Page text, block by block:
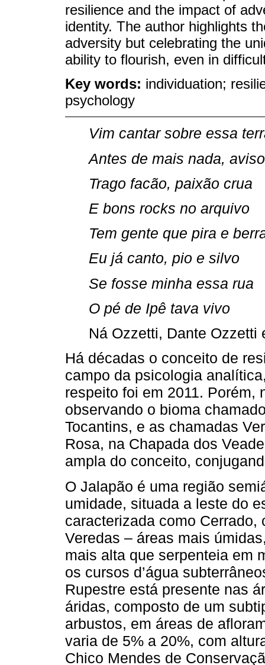
resilience and the impact of
identity. The author highlights
adversity but celebrating the
ability to flourish, even in
Key words: individuation;
psychology
Vim cantar sobre essa
Antes de mais nada, aviso
Trago facão, paixão crua
E bons rocks no arquivo
Tem gente que pira e
Eu já canto, pio e silvo
Se fosse minha essa rua
O pé de Ipê tava vivo
Ná Ozzetti, Dante Ozzetti
Há décadas o conceito de
campo da psicologia
respeito foi em 2011. Porém,
observando o bioma
Tocantins, e as chamadas
Rosa, na Chapada dos
ampla do conceito,
O Jalapão é uma região
umidade, situada a leste do
caracterizada como
Veredas – áreas mais
mais alta que serpenteia em
os cursos d’água
Rupestre está presente nas
áridas, composto de um
arbustos, em áreas de
varia de 5% a 20%, com
Chico Mendes de